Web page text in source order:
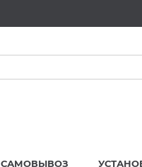
САМОВЫВОЗ